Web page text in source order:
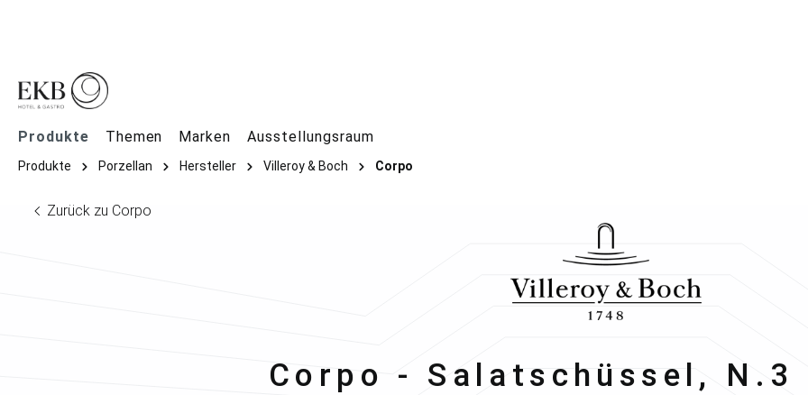
Produkte Themen Marken Ausstellungsraum
Produkte Porzellan Hersteller Villeroy & Boch Corpo
Zurück zu Corpo
Villeroy & Boch
Corpo - Salatschüssel,